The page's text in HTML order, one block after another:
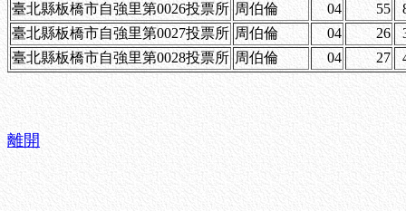
臺北縣板橋市自強里第0026投票所 周伯倫 04 55
臺北縣板橋市自強里第0027投票所 周伯倫 04 26
臺北縣板橋市自強里第0028投票所 周伯倫 04 27
離開